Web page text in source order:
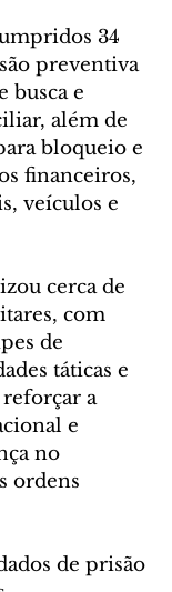
34
preventiva
busca e
além de
bloqueio e
financeiros,
veículos e
cerca de
com
de
táticas e
reforçar a
e
no
ordens
de prisão